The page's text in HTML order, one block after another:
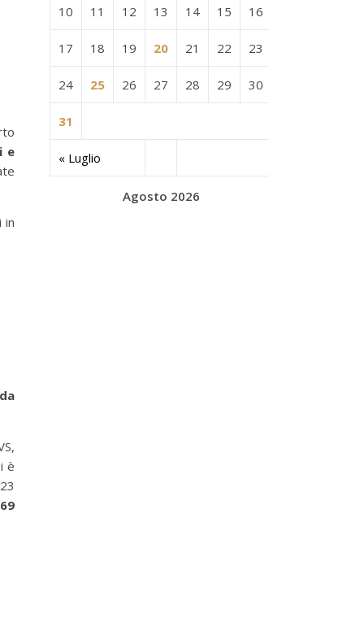
e
in
è
Agosto 2026
« Luglio
10 11 12 13 14 15 16
17 18 19 20 21 22 23
24 25 26 27 28 29 30
31